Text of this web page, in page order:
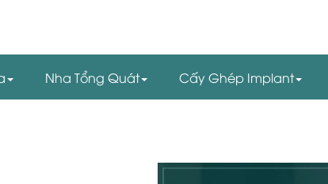
Nha Tổng Quát Cấy Ghép Implant